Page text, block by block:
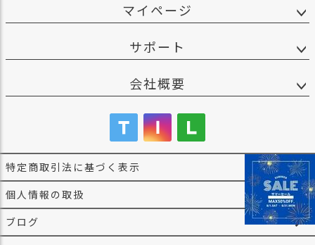
マイページ
サポート
会社概要
特定商取引法に基づく表示
個人情報の取扱
ブログ